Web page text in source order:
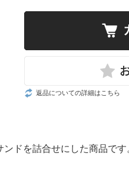
返品についての詳細はこちら
ドを詰合せにした商品で